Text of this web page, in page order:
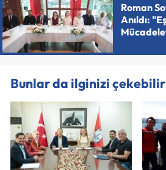
Roman
Anıldı:
Bunlar da ilginizi çekebilir